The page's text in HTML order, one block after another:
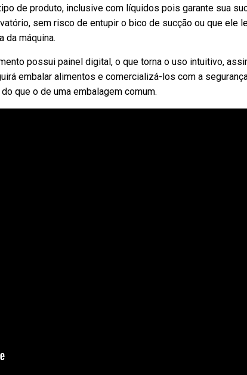
de produto, inclusive com líquidos pois garante sua
sem risco de entupir o bico de sucção ou que ele
da máquina.
possui painel digital, o que torna o uso intuitivo,
embalar alimentos e comercializá-los com a
que o de uma embalagem comum.